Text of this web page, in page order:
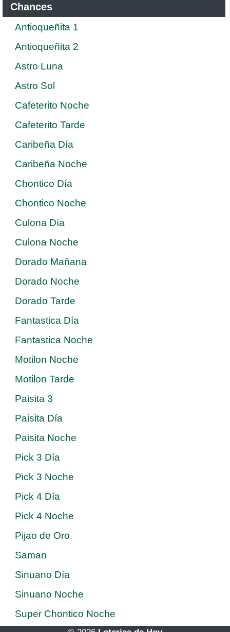
Chances
Antioqueñita 1
Antioqueñita 2
Astro Luna
Astro Sol
Cafeterito Noche
Cafeterito Tarde
Caribeña Día
Caribeña Noche
Chontico Día
Chontico Noche
Culona Día
Culona Noche
Dorado Mañana
Dorado Noche
Dorado Tarde
Fantastica Día
Fantastica Noche
Motilon Noche
Motilon Tarde
Paisita 3
Paisita Día
Paisita Noche
Pick 3 Día
Pick 3 Noche
Pick 4 Día
Pick 4 Noche
Pijao de Oro
Saman
Sinuano Día
Sinuano Noche
Super Chontico Noche